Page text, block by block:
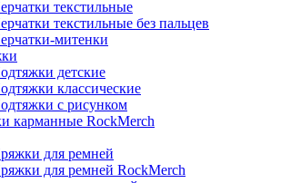
текстильные
текстильные без пальцев
митенки
детские
классические
с рисунком
карманные RockMerch
для ремней
для ремней RockMerch